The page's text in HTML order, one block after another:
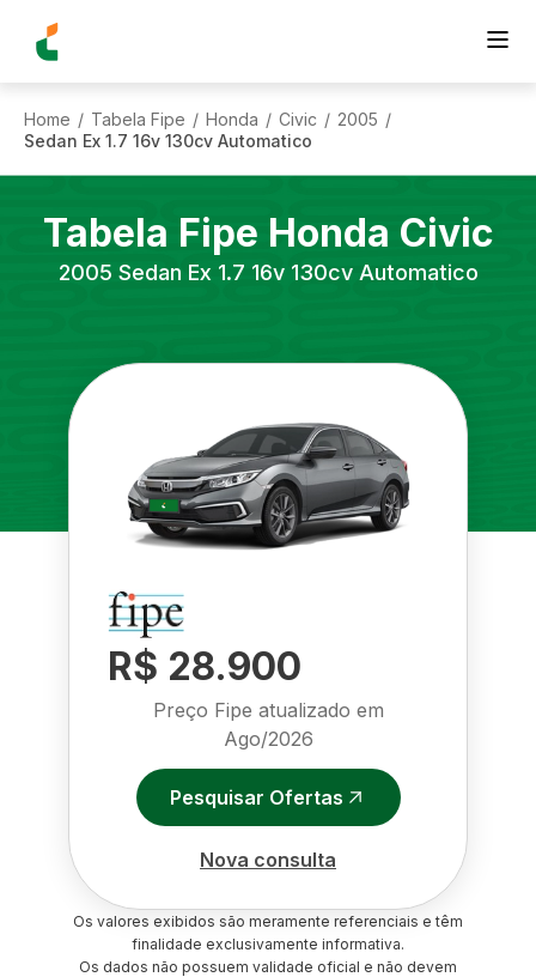
Home / Tabela Fipe / Honda / Civic / 2005 /
Sedan Ex 1.7 16v 130cv Automatico
Tabela Fipe Honda Civic
2005 Sedan Ex 1.7 16v 130cv Automatico
R$ 28.900
Preço Fipe atualizado em
Ago/2026
Pesquisar Ofertas
Nova consulta
Os valores exibidos são meramente referenciais e têm
finalidade exclusivamente informativa.
Os dados não possuem validade oficial e não devem